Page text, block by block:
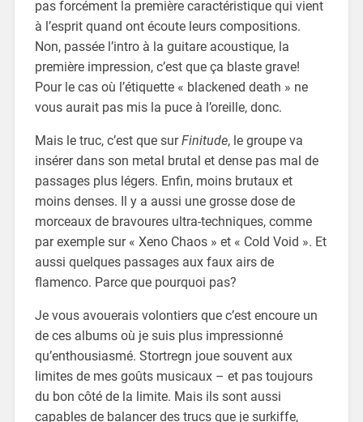
pas forcément la première caractéristique qui vient
à l’esprit quand ont écoute leurs compositions.
Non, passée l’intro à la guitare acoustique, la
première impression, c’est que ça blaste grave!
Pour le cas où l’étiquette « blackened death » ne
vous aurait pas mis la puce à l’oreille, donc.
Mais le truc, c’est que surFinitude, le groupe va
insérer dans son metal brutal et dense pas mal de
passages plus légers. Enfin, moins brutaux et
moins denses. Il y a aussi une grosse dose de
morceaux de bravoures ultra-techniques, comme
par exemple sur « Xeno Chaos » et « Cold Void ». Et
aussi quelques passages aux faux airs de
flamenco. Parce que pourquoi pas?
Je vous avouerais volontiers que c’est encoure un
de ces albums où je suis plus impressionné
qu’enthousiasmé. Stortregn joue souvent aux
limites de mes goûts musicaux – et pas toujours
du bon côté de la limite. Mais ils sont aussi
capables de balancer des trucs que je surkiffe,